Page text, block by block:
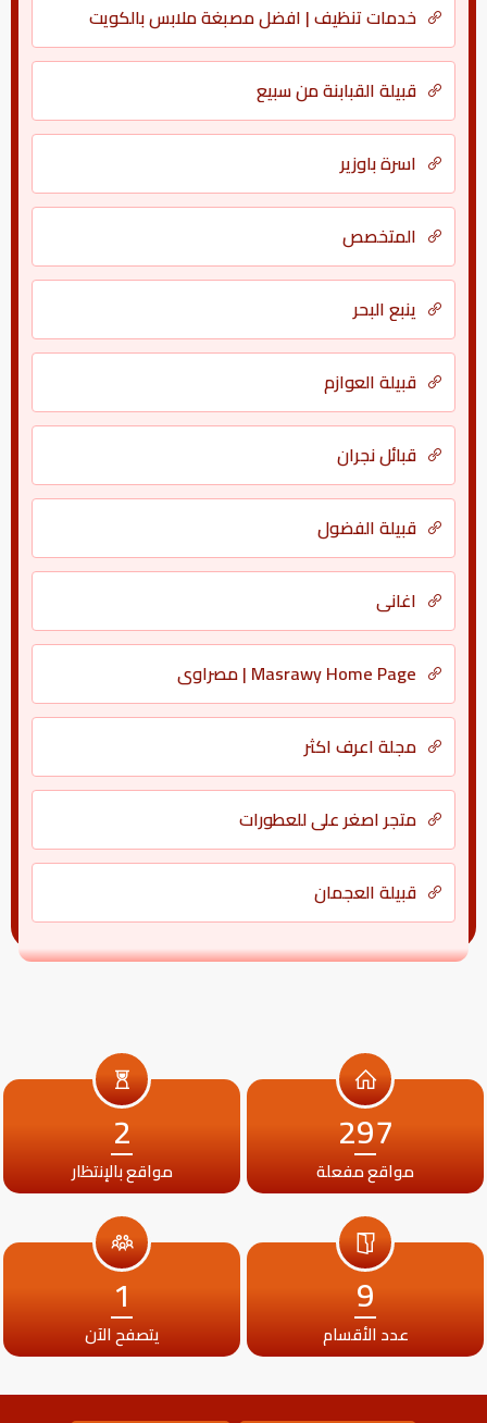
خدمات تنظيف | افضل مصبغة ملابس بالكويت
قبيلة القبابنة من سبيع
اسرة باوزير
المتخصص
ينبع البحر
قبيلة العوازم
قبائل نجران
قبيلة الفضول
اغانى
Masrawy Home Page | مصراوي
مجلة اعرف اكثر
متجر اصغر علي للعطورات
قبيلة العجمان
297
مواقع مفعلة
2
مواقع بالإنتظار
9
عدد الأقسام
1
يتصفح الآن